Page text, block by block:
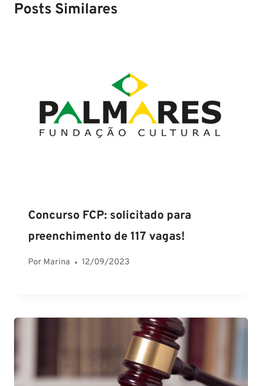
Posts Similares
Concurso FCP: solicitado para
preenchimento de 117 vagas!
Por Marina 12/09/2023